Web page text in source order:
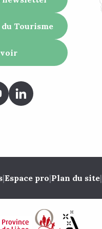
Tourisme
voir
|Espace pro|Plan du site|